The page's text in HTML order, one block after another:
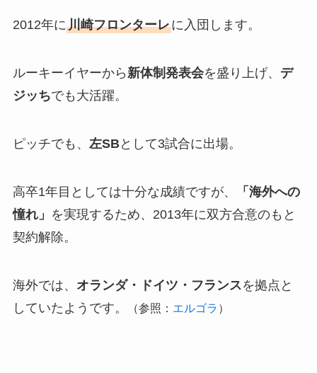
2012年に川崎フロンターレに入団します。
ルーキーイヤーから新体制発表会を盛り上げ、 デ
ジッちでも大活躍。
ピッチでも、 左SBとして3試合に出場。
高卒1年目としては十分な成績ですが、
「海外への
憧れ」 を実現するため、2013年に双方合意のもと
契約解除。
海外では、 オランダ・ドイツ・フランスを拠点と
していたようです。
（参照： エルゴラ ）